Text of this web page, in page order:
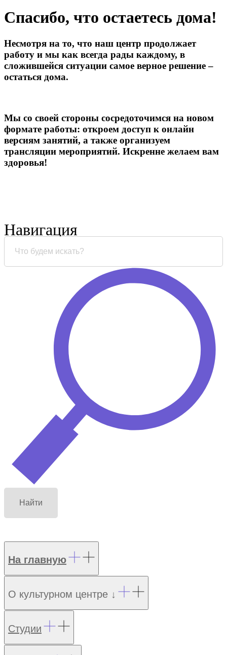
Спасибо, что остаетесь дома!
Несмотря на то, что наш центр продолжает
работу и мы как всегда рады каждому, в
сложившейся ситуации самое верное решение –
остаться дома.
Мы со своей стороны сосредоточимся на новом
формате работы: откроем доступ к онлайн
версиям занятий, а также организуем
трансляции мероприятий. Искренне желаем вам
здоровья!
Навигация
Найти
На главную
О культурном центре ↓
Студии